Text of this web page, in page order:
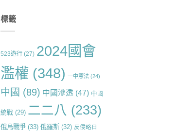
標籤
523遊行(27) 2024國會
濫權 (348) 一中憲法(24)
中國 (89) 中國滲透 (47) 中國
統戰 (29) 二二八 (233)
俄烏戰爭(33) 俄羅斯(32) 反侵略日